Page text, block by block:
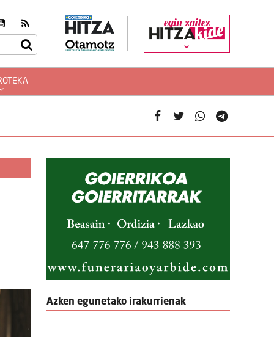
egin zaitez
Azken egunetako irakurrienak